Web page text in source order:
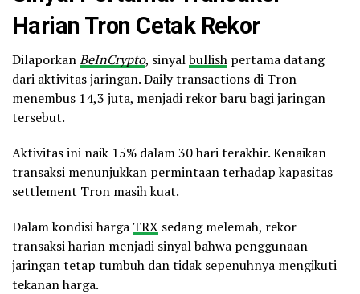
Harian Tron Cetak Rekor
DilaporkanBeInCrypto, sinyalbullish pertama datang
dari aktivitas jaringan. Daily transactions di Tron
menembus 14,3 juta, menjadi rekor baru bagi jaringan
tersebut.
Aktivitas ini naik 15% dalam 30 hari terakhir. Kenaikan
transaksi menunjukkan permintaan terhadap kapasitas
settlement Tron masih kuat.
Dalam kondisi harga TRX sedang melemah, rekor
transaksi harian menjadi sinyal bahwa penggunaan
jaringan tetap tumbuh dan tidak sepenuhnya mengikuti
tekanan harga.